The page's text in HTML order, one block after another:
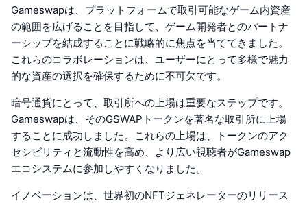
Gameswapは、プラットフォームで取引可能なゲーム内資産
の範囲を広げることを目指して、ゲーム開発者とのパートナ
ーシップを結成することに戦略的に焦点を当ててきました。
これらのコラボレーションは、ユーザーにとって多様で魅力
的な資産の選択を確保するために不可欠です。
暗号通貨にとって、取引所への上場は重要なステップです。
Gameswapは、そのGSWAPトークンを著名な取引所に上場
することに成功しました。これらの上場は、トークンのアク
セシビリティと流動性を高め、より広い視聴者がGameswap
エコシステムに参加しやすくなりました。
イノベーションは、世界初のNFTジェネレーターのリリース